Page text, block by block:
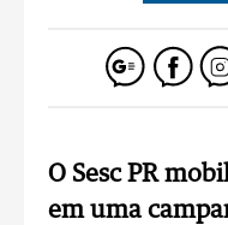
O Sesc PR
em uma